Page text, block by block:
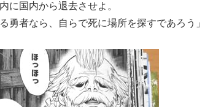
に国内から退去させよ。
勇者なら、自らで死に場所を探すであろう」